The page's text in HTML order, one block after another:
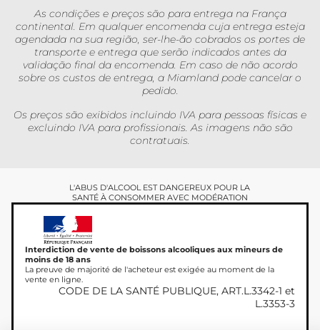
As condições e preços são para entrega na França
continental. Em qualquer encomenda cuja entrega esteja
agendada na sua região, ser-lhe-ão cobrados os portes de
transporte e entrega que serão indicados antes da
validação final da encomenda. Em caso de não acordo
sobre os custos de entrega, a Miamland pode cancelar o
pedido.
Os preços são exibidos incluindo IVA para pessoas físicas e
excluindo IVA para profissionais. As imagens não são
contratuais.
L'ABUS D'ALCOOL EST DANGEREUX POUR LA
SANTÉ À CONSOMMER AVEC MODÉRATION
Interdiction de vente de boissons alcooliques aux mineurs de
moins de 18 ans
La preuve de majorité de l'acheteur est exigée au moment de la
vente en ligne.
CODE DE LA SANTÉ PUBLIQUE, ART.L.3342-1 et
L.3353-3